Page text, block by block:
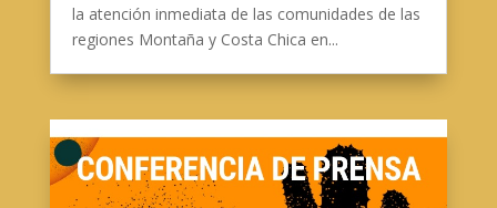
la atención inmediata de las comunidades de las
regiones Montaña y Costa Chica en...